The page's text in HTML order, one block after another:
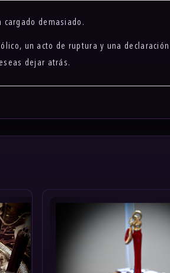
demasiado.
un acto de ruptura y una
dejar atrás.